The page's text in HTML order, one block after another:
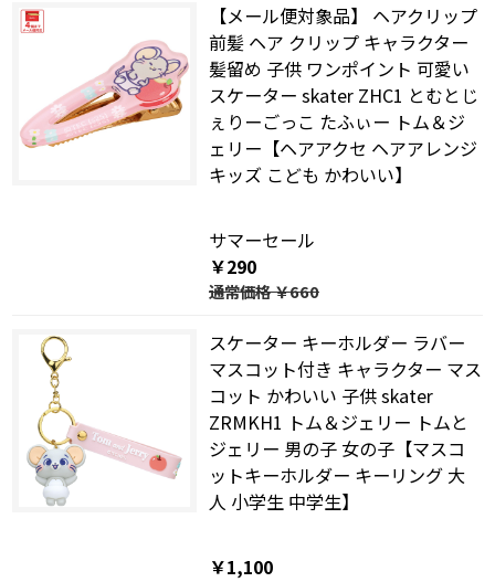
【メール便対象品】 ヘアクリップ
前髪 ヘア クリップ キャラクター
髪留め 子供 ワンポイント 可愛い
スケーター skater ZHC1 とむとじ
ぇりーごっこ たふぃー トム＆ジ
ェリー【ヘアアクセ ヘアアレンジ
キッズ こども かわいい】
サマーセール
￥290
通常価格￥660
スケーター キーホルダー ラバー
マスコット付き キャラクター マス
コット かわいい 子供 skater
ZRMKH1 トム＆ジェリー トムと
ジェリー 男の子 女の子【マスコ
ットキーホルダー キーリング 大
人 小学生 中学生】
￥1,100